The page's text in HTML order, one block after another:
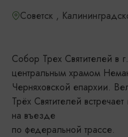
Советск ,
Собор Трех Святителей в
центральным храмом
Черняховской епархии.
Трёх Святителей
на въезде
по федеральной трассе.